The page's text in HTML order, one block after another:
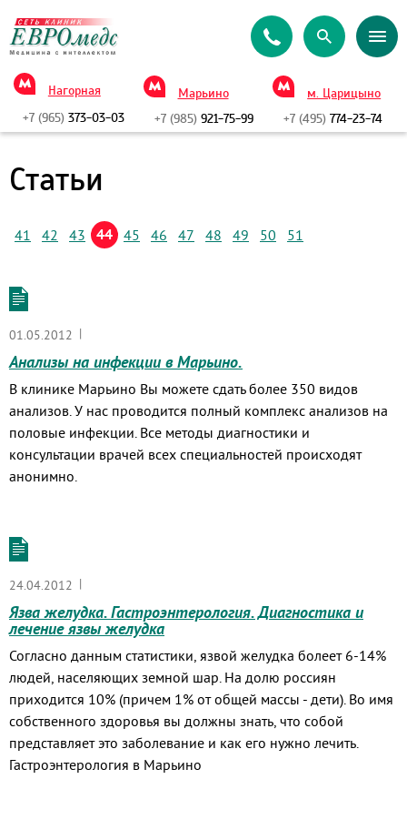
Нагорная
+7 (965) 373-03-03
Марьино
+7 (985)921-75-99
м. Царицыно
+7 (495) 774-23-74
Статьи
41 42 43 44 45 46 47 48 49 50 51
01.05.2012 |
Анализы на инфекции в Марьино.
В клинике Марьино Вы можете сдать более 350 видов
анализов. У нас проводится полный комплекс анализов на
половые инфекции. Все методы диагностики и
консультации врачей всех специальностей происходят
анонимно.
24.04.2012 |
Язва желудка. Гастроэнтерология. Диагностика и
лечение язвы желудка
Согласно данным статистики, язвой желудка болеет 6-14%
людей, населяющих земной шар. На долю россиян
приходится 10% (причем 1% от общей массы - дети). Во имя
собственного здоровья вы должны знать, что собой
представляет это заболевание и как его нужно лечить.
Гастроэнтерология в Марьино